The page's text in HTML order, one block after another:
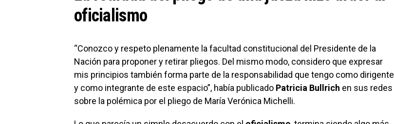
oficialismo
“Conozco y respeto plenamente la facultad constitucional del Presidente de la
Nación para proponer y retirar pliegos. Del mismo modo, considero que expresar
mis principios también forma parte de la responsabilidad que tengo como dirigente
y como integrante de este espacio”, había publicado Patricia Bullrich en sus redes
sobre la polémica por el pliego de María Verónica Michelli.